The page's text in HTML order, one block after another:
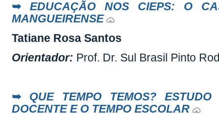
➥
EDUCAÇÃO NOS CIEPS: O
MANGUEIRENSE
Tatiane Rosa Santos
Orientador: Prof. Dr. Sul Brasil Pinto
➥
QUE TEMPO TEMOS?
DOCENTE E O TEMPO ESCOLAR